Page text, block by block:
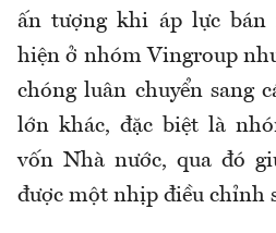
ấn tượng khi áp lực bán
hiện ở nhóm Vingroup
chóng luân chuyển sang
lớn khác, đặc biệt là
vốn Nhà nước, qua đó
được một nhịp điều chỉnh